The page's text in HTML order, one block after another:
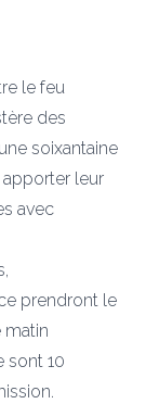
le feu
des
soixantaine
leur
avec
prendront le
matin
sont 10